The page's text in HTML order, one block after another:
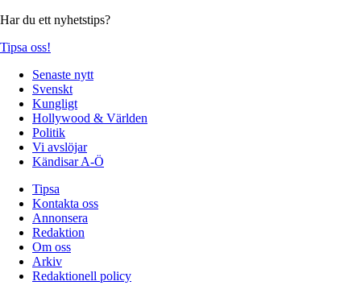
Har du ett nyhetstips?
Tipsa oss!
Senaste nytt
Svenskt
Kungligt
Hollywood & Världen
Politik
Vi avslöjar
Kändisar A-Ö
Tipsa
Kontakta oss
Annonsera
Redaktion
Om oss
Arkiv
Redaktionell policy